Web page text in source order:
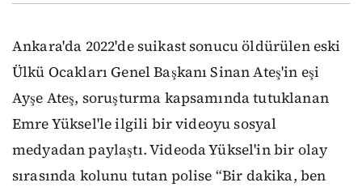
Ankara'da 2022'de suikast sonucu öldürülen eski
Ülkü Ocakları Genel Başkanı Sinan Ateş'in eşi
Ayşe Ateş, soruşturma kapsamında tutuklanan
Emre Yüksel'le ilgili bir videoyu sosyal
medyadan paylaştı. Videoda Yüksel'in bir olay
sırasında kolunu tutan polise “Bir dakika, ben